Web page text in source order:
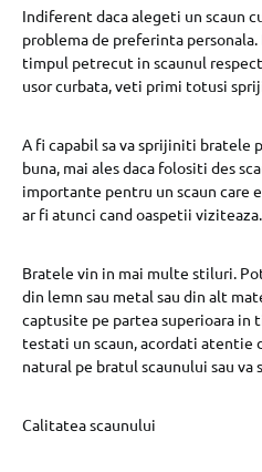
Indiferent daca alegeti un scaun
problema de preferinta
timpul petrecut in scaunul
usor curbata, veti primi totusi
A fi capabil sa va sprijiniti bratele
buna, mai ales daca folositi des
importante pentru un scaun care
ar fi atunci cand oaspetii viziteaza.
Bratele vin in mai multe stiluri.
din lemn sau metal sau din alt
captusite pe partea superioara in
testati un scaun, acordati atentie
natural pe bratul scaunului sau
Calitatea scaunului